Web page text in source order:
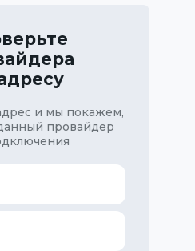
и мы покажем,
провайдер